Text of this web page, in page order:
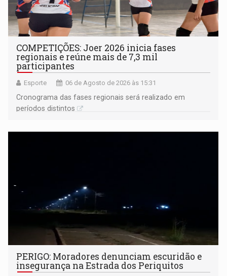
COMPETIÇÕES: Joer 2026 inicia fases
regionais e reúne mais de 7,3 mil
participantes
Esporte 06 de Agosto de 2026 às 15:31
Cronograma das fases regionais será realizado em
períodos distintos
PERIGO: Moradores denunciam escuridão e
insegurança na Estrada dos Periquitos